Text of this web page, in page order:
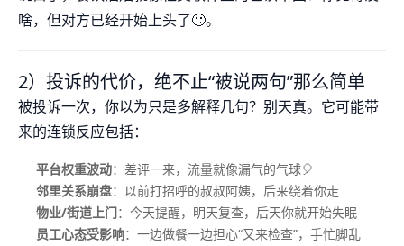
啥，但对方已经开始上头了🙂。
2）投诉的代价，绝不止“被说两句”那么简单
被投诉一次，你以为只是多解释几句？别天真。它可能带
来的连锁反应包括：
平台权重波动：差评一来，流量就像漏气的气球🎈
邻里关系崩盘：以前打招呼的叔叔阿姨，后来绕着你走
物业/街道上门：今天提醒，明天复查，后天你就开始失眠
员工心态受影响：一边做餐一边担心“又来检查”，手忙脚乱